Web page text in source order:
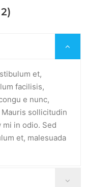
sollicitudin
et, malesuada
facilisis,
e nunc, vitae
in odio. Sed
et, malesuada
et,
facilisis,
e nunc,
sollicitudin
in odio. Sed
et, malesuada